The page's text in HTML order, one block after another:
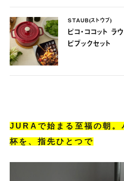
STAUB(ストウブ)
ピコ・ココット
ピブックセット
JURAで始まる至福の朝。
杯を、指先ひとつで